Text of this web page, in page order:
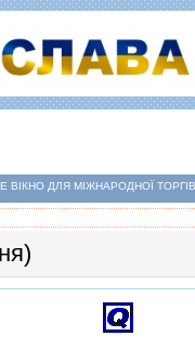
ВІКНО ДЛЯ МІЖНАРОДНОЇ